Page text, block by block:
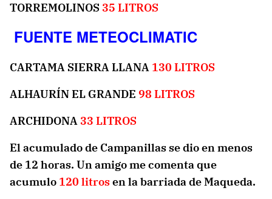
TORREMOLINOS 35 LITROS
FUENTE METEOCLIMATIC
CARTAMA SIERRA LLANA 130 LITROS
ALHAURÍN EL GRANDE 98 LITROS
ARCHIDONA 33 LITROS
El acumulado de Campanillas se dio en menos
de 12 horas. Un amigo me comenta que
acumulo 120 litrosen la barriada de Maqueda.